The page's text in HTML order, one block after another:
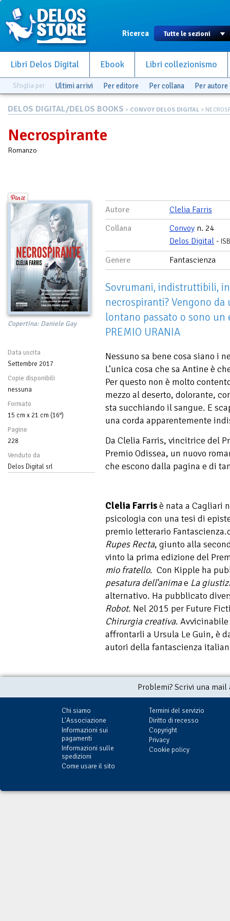
Ricerca
Libri Delos Digital Ebook Libri collezionismo
Sfoglia per Ultimi arrivi Per editore Per collana Per autore
DELOS DIGITAL/DELOS BOOKS > CONVOY DELOS DIGITAL >
Necrospirante
Romanzo
Copertina: Daniele Gay
Data uscita
Settembre 2017
Copie disponibili
nessuna
Formato
15 cm x 21 cm (16°)
Pagine
228
Venduto da
Delos Digital srl
Autore
Clelia Farris
Collana
Convoy n. 24
Delos Digital -
Genere Fantascienza
Sovrumani, indistruttibili,
necrospiranti? Vengono
lontano passato o sono un
PREMIO URANIA
Nessuno sa bene cosa siano i
L’unica cosa che sa Antine è
Per questo non è molto
mezzo al deserto, dolorante,
sta succhiando il sangue. E
una corda apparentemente
Da Clelia Farris, vincitrice del
Premio Odissea, un nuovo
che escono dalla pagina e di
Clelia Farrisè nata a Cagliari
psicologia con una tesi di
premio letterario
Rupes Recta, giunto alla
vinto la prima edizione del
mio fratello. Con Kipple ha
pesatura dell'animae La
alternativo. Ha pubblicato
Robot. Nel 2015 per Future
Chirurgia creativa.
affrontarli a Ursula Le Guin, è
autori della fantascienza
Problemi? Scrivi una
Chi siamo
L'Associazione
Informazioni sui
pagamenti
Informazioni sulle
spedizioni
Come usare il sito
Termini del servizio
Diritto di recesso
Copyright
Privacy
Cookie policy